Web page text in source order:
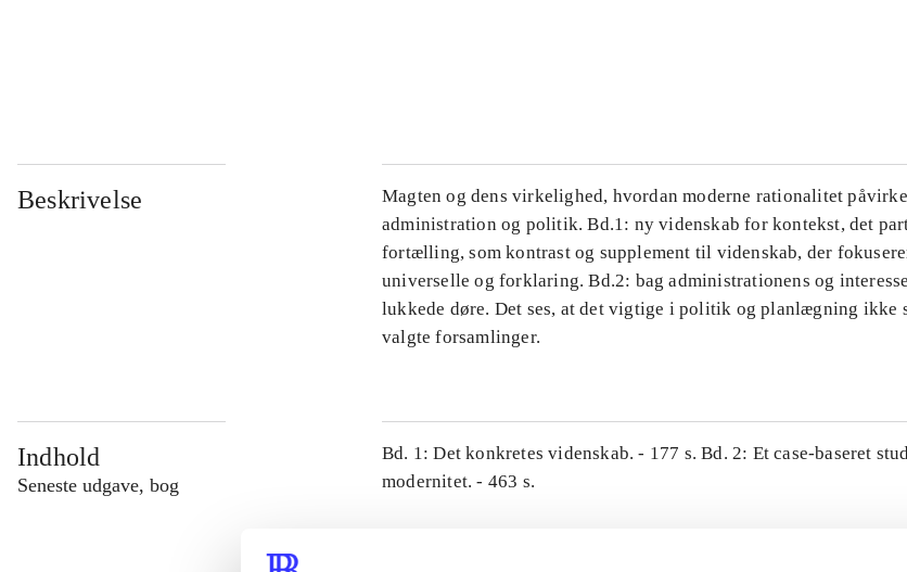
Beskrivelse
Magten og dens virkelighed, hvordan moderne rationalitet
administration og politik. Bd.1: ny videnskab for kontekst, det
fortælling, som kontrast og supplement til videnskab, der
universelle og forklaring. Bd.2: bag administrationens og
lukkede døre. Det ses, at det vigtige i politik og planlægning ikke
valgte forsamlinger.
Indhold
Seneste udgave, bog
Bd. 1: Det konkretes videnskab. - 177 s. Bd. 2: Et case-baseret
modernitet. - 463 s.